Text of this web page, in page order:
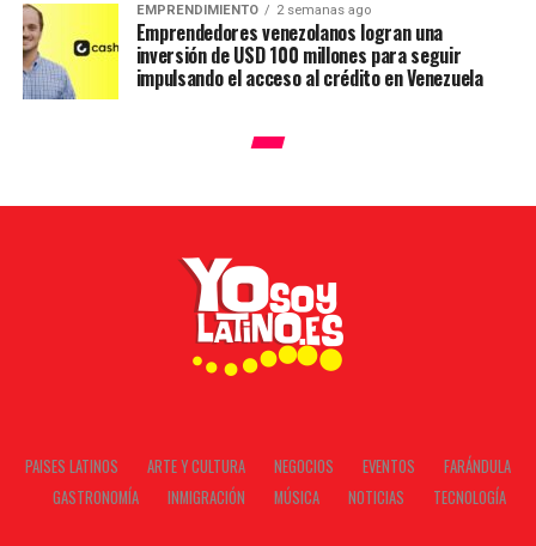
EMPRENDIMIENTO 2 semanas ago
Emprendedores venezolanos logran una
inversión de USD 100 millones para seguir
impulsando el acceso al crédito en Venezuela
PAISES LATINOS ARTE Y CULTURA NEGOCIOS EVENTOS
FARÁNDULA
GASTRONOMÍA
INMIGRACIÓN MÚSICA NOTICIAS TECNOLOGÍA